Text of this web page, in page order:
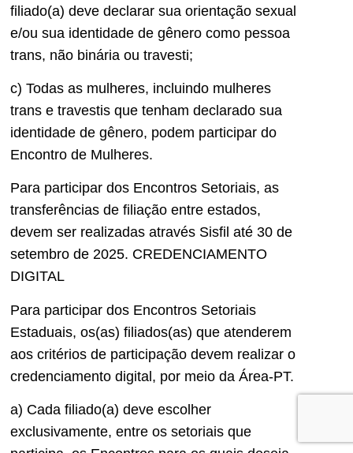
filiado(a) deve declarar sua orientação sexual
e/ou sua identidade de gênero como pessoa
trans, não binária ou travesti;
c) Todas as mulheres, incluindo mulheres
trans e travestis que tenham declarado sua
identidade de gênero, podem participar do
Encontro de Mulheres.
Para participar dos Encontros Setoriais, as
transferências de filiação entre estados,
devem ser realizadas através Sisfil até 30 de
setembro de 2025. CREDENCIAMENTO
DIGITAL
Para participar dos Encontros Setoriais
Estaduais, os(as) filiados(as) que atenderem
aos critérios de participação devem realizar o
credenciamento digital, por meio da Área-PT.
a) Cada filiado(a) deve escolher
exclusivamente, entre os setoriais que